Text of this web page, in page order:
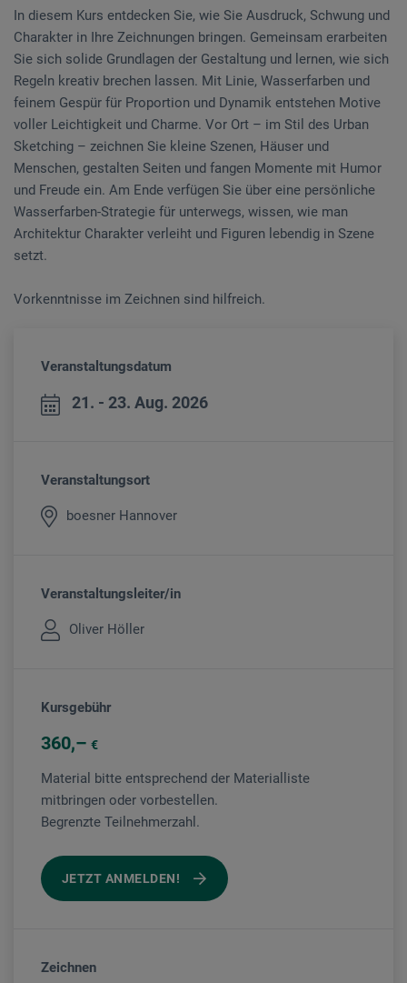
In diesem Kurs entdecken Sie, wie Sie Ausdruck, Schwung und
Charakter in Ihre Zeichnungen bringen. Gemeinsam erarbeiten
Sie sich solide Grundlagen der Gestaltung und lernen, wie sich
Regeln kreativ brechen lassen. Mit Linie, Wasserfarben und
feinem Gespür für Proportion und Dynamik entstehen Motive
voller Leichtigkeit und Charme. Vor Ort – im Stil des Urban
Sketching – zeichnen Sie kleine Szenen, Häuser und
Menschen, gestalten Seiten und fangen Momente mit Humor
und Freude ein. Am Ende verfügen Sie über eine persönliche
Wasserfarben-Strategie für unterwegs, wissen, wie man
Architektur Charakter verleiht und Figuren lebendig in Szene
setzt.
Vorkenntnisse im Zeichnen sind hilfreich.
Veranstaltungsdatum
21. - 23. Aug. 2026
Veranstaltungsort
boesner Hannover
Veranstaltungsleiter/in
Oliver Höller
Kursgebühr
360 €
Material bitte entsprechend der Materialliste
mitbringen oder vorbestellen.
Begrenzte Teilnehmerzahl.
JETZT ANMELDEN!
Zeichnen